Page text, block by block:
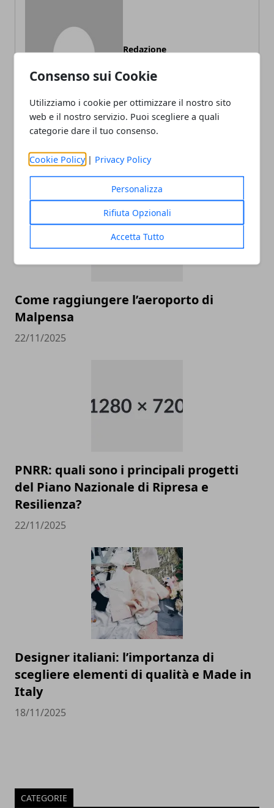
Consenso sui Cookie
Utilizziamo i cookie per ottimizzare il nostro sito
web e il nostro servizio. Puoi scegliere a quali
categorie dare il tuo consenso.
Cookie Policy | Privacy Policy
Personalizza
Rifiuta Opzionali
Accetta Tutto
Redazione
ARTICOLI CORRELATI
Come raggiungere l’aeroporto di
Malpensa
22/11/2025
PNRR: quali sono i principali progetti
del Piano Nazionale di Ripresa e
Resilienza?
22/11/2025
Designer italiani: l’importanza di
scegliere elementi di qualità e Made in
Italy
18/11/2025
CATEGORIE